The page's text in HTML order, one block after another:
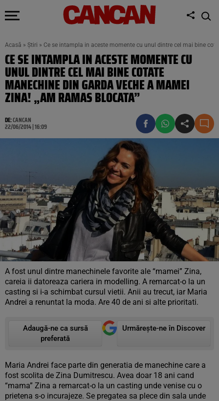
Acasă » Știri » Ce se intampla in aceste momente cu unul dintre cel mai bine
CE SE INTAMPLA IN ACESTE MOMENTE CU
UNUL DINTRE CEL MAI BINE COTATE
MANECHINE DIN GARDA VECHE A MAMEI
ZINA! „AM RAMAS BLOCATA”
DE:CANCAN
22/06/2014 | 16:09
A fost unul dintre manechinele favorite ale “mamei” Zina,
careia ii datoreaza cariera in modelling. A remarcat-o la un
casting si i-a schimbat cursul vietii. Anii au trecut, iar Maria
Andrei a renuntat la moda. Are 40 de ani si alte prioritati.
Adaugă-ne ca sursă
preferată
Urmărește-ne în Discover
Maria Andrei face parte din generatia de manechine care a
fost scolita de Zina Dumitrescu. Avea doar 18 ani cand
“mama” Zina a remarcat-o la un casting unde venise cu o
prietena s-o incurajeze. Se pregatea sa plece din sala unde